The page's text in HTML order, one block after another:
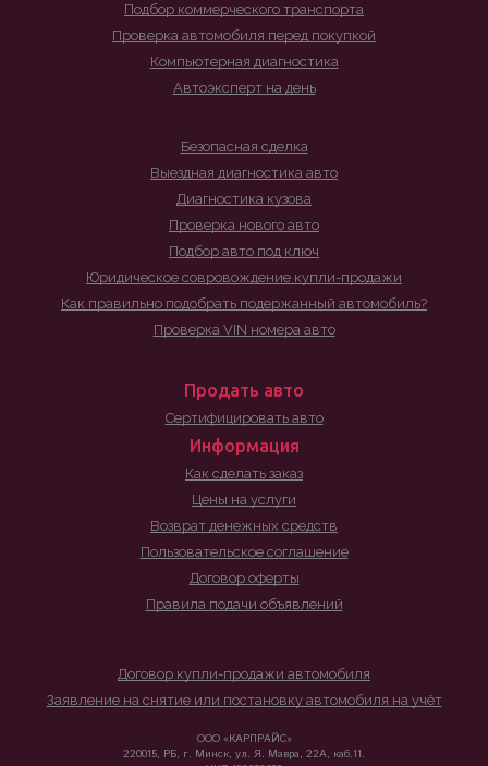
Подбор коммерческого транспорта
Проверка автомобиля перед покупкой
Компьютерная диагностика
Автоэксперт на день
Безопасная сделка
Выездная диагностика авто
Диагностика кузова
Проверка нового авто
Подбор авто под ключ
Юридическое совровождение купли-продажи
Как правильно подобрать подержанный автомобиль?
Проверка VIN номера авто
Продать авто
Сертифицировать авто
Информация
Как сделать заказ
Цены на услуги
Возврат денежных средств
Пользовательское соглашение
Договор оферты
Правила подачи объявлений
Договор купли-продажи автомобиля
Заявление на снятие или постановку автомобиля на учёт
ООО «КАРПРАЙС»
220015, РБ, г. Минск, ул. Я. Мавра, 22А, каб.11.